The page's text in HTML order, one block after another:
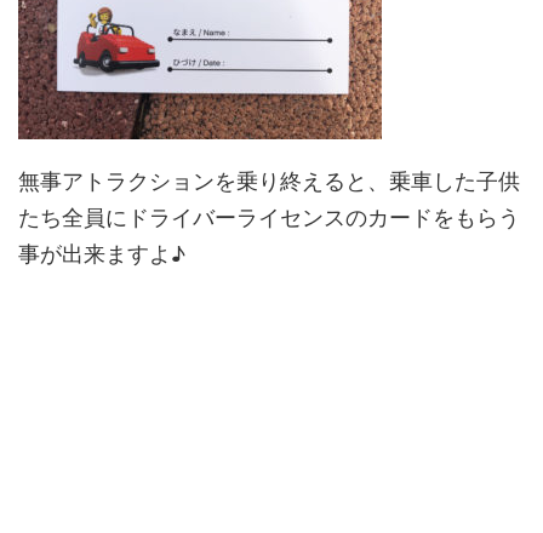
無事アトラクションを乗り終えると、乗車した子供
たち全員にドライバーライセンスのカードをもらう
事が出来ますよ♪